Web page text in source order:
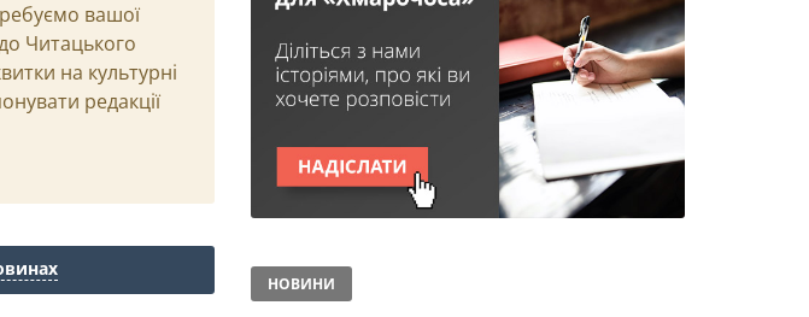
вашої
Читацького
на культурні
редакції
НОВИНИ